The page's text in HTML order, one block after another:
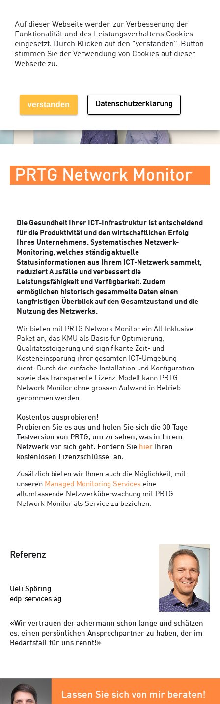
PRTG Network Monitor
Die Gesundheit Ihrer ICT-Infrastruktur ist entscheidend
für die Produktivität und den wirtschaftlichen Erfolg
Ihres Unternehmens. Systematisches Netzwerk-
Monitoring, welches ständig aktuelle
Statusinformationen aus Ihrem ICT-Netzwerk sammelt,
reduziert Ausfälle und verbessert die
Leistungsfähigkeit und Verfügbarkeit. Zudem
ermöglichen historisch gesammelte Daten einen
langfristigen Überblick auf den Gesamtzustand und die
Nutzung des Netzwerks.
Wir bieten mit PRTG Network Monitor ein All-Inklusive-
Paket an, das KMU als Basis für Optimierung,
Qualitätssteigerung und signifikante Zeit- und
Kosteneinsparung ihrer gesamten ICT-Umgebung
dient. Durch die einfache Installation und Konfiguration
sowie das transparente Lizenz-Modell kann PRTG
Network Monitor ohne grossen Aufwand in Betrieb
genommen werden.
Kostenlos ausprobieren!
Probieren Sie es aus und holen Sie sich die 30 Tage
Testversion von PRTG, um zu sehen, was in Ihrem
Netzwerk vor sich geht. Fordern Sie hierIhren
kostenlosen Lizenzschlüssel an.
Zusätzlich bieten wir Ihnen auch die Möglichkeit, mit
unseren Managed Monitoring Serviceseine
allumfassende Netzwerküberwachung mit PRTG
Network Monitor als Service zu beziehen.
Referenz
Ueli Spöring
edp-services ag
Wir vertrauen der achermann schon lange und schätzen
es, einen persönlichen Ansprechpartner zu haben, der im
Bedarfsfall für uns rennt!
Lassen Sie sich von mir beraten!
Auf dieser Webseite werden zur Verbesserung der
Funktionalität und des Leistungsverhaltens Cookies
eingesetzt. Durch Klicken auf den "verstanden"-Button
stimmen Sie der Verwendung von Cookies auf dieser
Webseite zu.
verstanden Datenschutzerklärung